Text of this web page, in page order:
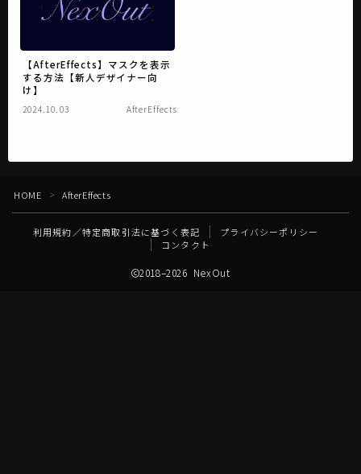
【AfterEffects】マスクを表示
する方法【新人デザイナー向
け】
2024.10.03 AfterEffects
HOME ＞ AfterEffects
利用規約／特定商取引法に基づく表記
プライバシーポリシー
コンタクト
2018–2026 NexOut